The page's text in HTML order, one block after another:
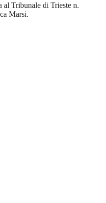
al Tribunale di Trieste n.
Marsi.